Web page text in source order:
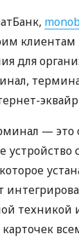
клиентам
для
— это
устройство
техникой